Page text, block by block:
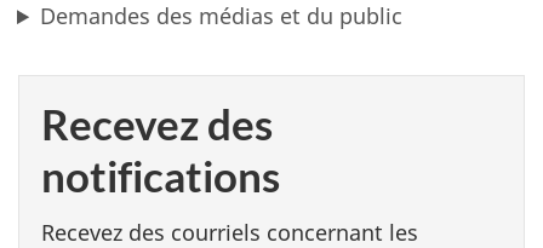
Demandes des médias et du public
Recevez des
notifications
Recevez des courriels concernant les